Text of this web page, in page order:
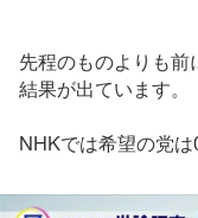
先程のものよりも
結果が出ています。
NHKでは希望の党は